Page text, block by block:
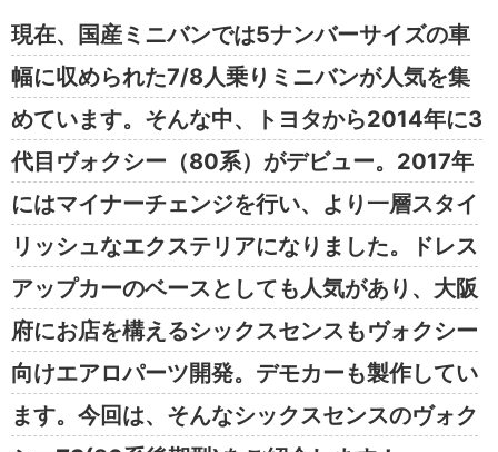
現在、国産ミニバンでは5ナンバーサイズの車
幅に収められた7/8人乗りミニバンが人気を集
めています。そんな中、トヨタから2014年に3
代目ヴォクシー（80系）がデビュー。2017年
にはマイナーチェンジを行い、より一層スタイ
リッシュなエクステリアになりました。ドレス
アップカーのベースとしても人気があり、大阪
府にお店を構えるシックスセンスもヴォクシー
向けエアロパーツ開発。デモカーも製作してい
ます。今回は、そんなシックスセンスのヴォク